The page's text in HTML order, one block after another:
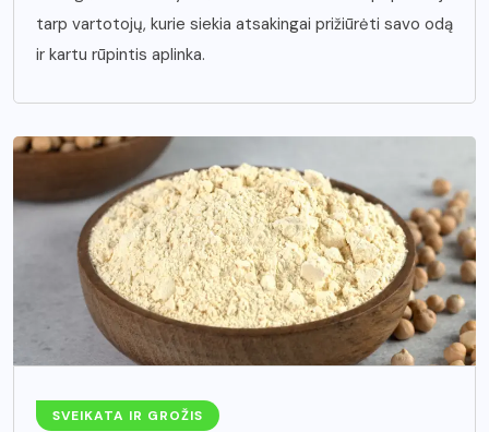
tarp vartotojų, kurie siekia atsakingai prižiūrėti savo odą
ir kartu rūpintis aplinka.
SVEIKATA IR GROŽIS